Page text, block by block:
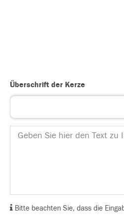
Überschrift der Kerze
Bitte beachten Sie, dass die